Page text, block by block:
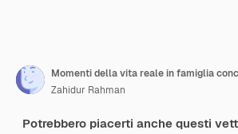
Zahidur Rahman
Potrebbero piacerti anche questi